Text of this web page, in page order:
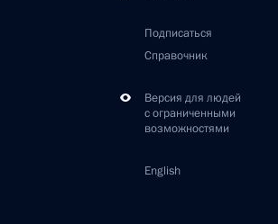
Подписаться
Справочник
Версия для людей
с ограниченными
возможностями
English